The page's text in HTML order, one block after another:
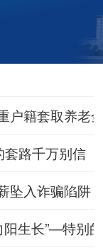
户籍套取养老
套路千万别信
坠入诈骗陷阱
阳生长”—特别